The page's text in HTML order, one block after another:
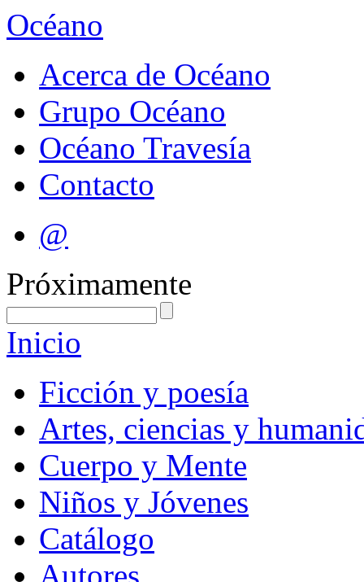
Océano
Acerca de Océano
Grupo Océano
Océano Travesía
Contacto
@
Próximamente
Inicio
Ficción y poesía
Artes, ciencias y
Cuerpo y Mente
Niños y Jóvenes
Catálogo